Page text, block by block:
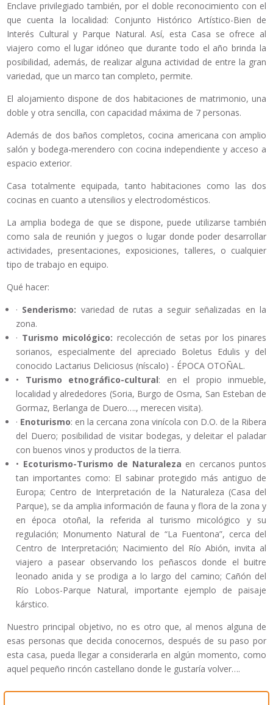
Enclave privilegiado también, por el doble reconocimiento con el
que cuenta la localidad: Conjunto Histórico Artístico-Bien de
Interés Cultural y Parque Natural. Así, esta Casa se ofrece al
viajero como el lugar idóneo que durante todo el año brinda la
posibilidad, además, de realizar alguna actividad de entre la gran
variedad, que un marco tan completo, permite.
El alojamiento dispone de dos habitaciones de matrimonio, una
doble y otra sencilla, con capacidad máxima de 7 personas.
Además de dos baños completos, cocina americana con amplio
salón y bodega-merendero con cocina independiente y acceso a
espacio exterior.
Casa totalmente equipada, tanto habitaciones como las dos
cocinas en cuanto a utensilios y electrodomésticos.
La amplia bodega de que se dispone, puede utilizarse también
como sala de reunión y juegos o lugar donde poder desarrollar
actividades, presentaciones, exposiciones, talleres, o cualquier
tipo de trabajo en equipo.
Qué hacer:
· Senderismo: variedad de rutas a seguir señalizadas en la
zona.
· Turismo micológico: recolección de setas por los pinares
sorianos, especialmente del apreciado Boletus Edulis y del
conocido Lactarius Deliciosus (níscalo) - ÉPOCA OTOÑAL.
• Turismo etnográfico-cultural: en el propio inmueble,
localidad y alrededores (Soria, Burgo de Osma, San Esteban de
Gormaz, Berlanga de Duero…., merecen visita).
· Enoturismo: en la cercana zona vinícola con D.O. de la Ribera
del Duero; posibilidad de visitar bodegas, y deleitar el paladar
con buenos vinos y productos de la tierra.
• Ecoturismo-Turismo de Naturaleza en cercanos puntos
tan importantes como: El sabinar protegido más antiguo de
Europa; Centro de Interpretación de la Naturaleza (Casa del
Parque), se da amplia información de fauna y flora de la zona y
en época otoñal, la referida al turismo micológico y su
regulación; Monumento Natural de “La Fuentona”, cerca del
Centro de Interpretación; Nacimiento del Río Abión, invita al
viajero a pasear observando los peñascos donde el buitre
leonado anida y se prodiga a lo largo del camino; Cañón del
Río Lobos-Parque Natural, importante ejemplo de paisaje
kárstico.
Nuestro principal objetivo, no es otro que, al menos alguna de
esas personas que decida conocernos, después de su paso por
esta casa, pueda llegar a considerarla en algún momento, como
aquel pequeño rincón castellano donde le gustaría volver….